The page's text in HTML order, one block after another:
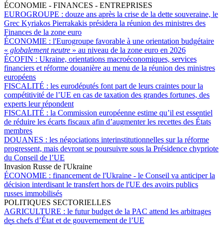
ÉCONOMIE - FINANCES - ENTREPRISES
EUROGROUPE : douze ans après la crise de la dette souveraine, le
Grec Kyriakos Pierrakakis présidera la réunion des ministres des
Finances de la zone euro
ÉCONOMIE : l'Eurogroupe favorable à une orientation budgétaire
« globalement neutre » au niveau de la zone euro en 2026
ÉCOFIN : Ukraine, orientations macroéconomiques, services
financiers et réforme douanière au menu de la réunion des ministres
européens
FISCALITÉ : les eurodéputés font part de leurs craintes pour la
compétitivité de l’UE en cas de taxation des grandes fortunes, des
experts leur répondent
FISCALITÉ : la Commission européenne estime qu’il est essentiel
de réduire les écarts fiscaux afin d’augmenter les recettes des États
membres
DOUANES : les négociations interinstitutionnelles sur la réforme
progressent, mais devront se poursuivre sous la Présidence chypriote
du Conseil de l’UE
Invasion Russe de l'Ukraine
ÉCONOMIE : financement de l'Ukraine - le Conseil va anticiper la
décision interdisant le transfert hors de l'UE des avoirs publics
russes immobilisés
POLITIQUES SECTORIELLES
AGRICULTURE : le futur budget de la PAC attend les arbitrages
des chefs d’État et de gouvernement de l’UE